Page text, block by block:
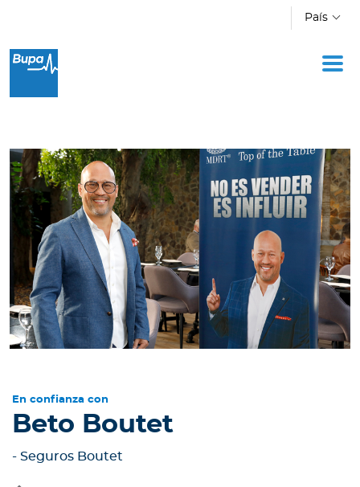
País
Oficina Móvil
Novedades
Cotizador
Ingresar a Mi Bupa
Para Clientes
Para Agentes
Contáctanos
En confianza con
Beto Boutet
- Seguros Boutet